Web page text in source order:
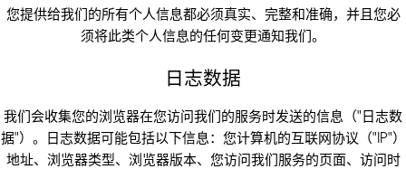
您提供给我们的所有个人信息都必须真实、完整和准确，并且您必
须将此类个人信息的任何变更通知我们。
日志数据
我们会收集您的浏览器在您访问我们的服务时发送的信息（"日志数
据"）。日志数据可能包括以下信息：您计算机的互联网协议（"IP"）
地址、浏览器类型、浏览器版本、您访问我们服务的页面、访问时